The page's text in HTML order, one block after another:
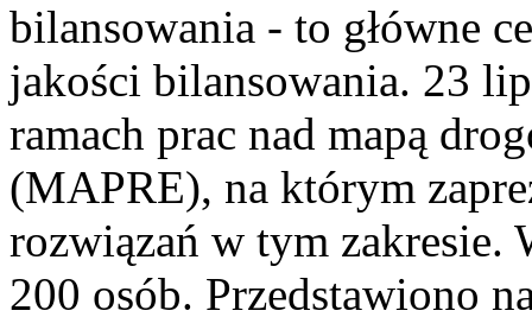
bilansowania - to główne
jakości bilansowania. 23
ramach prac nad mapą
(MAPRE), na którym
rozwiązań w tym zakresie.
200 osób. Przedstawiono